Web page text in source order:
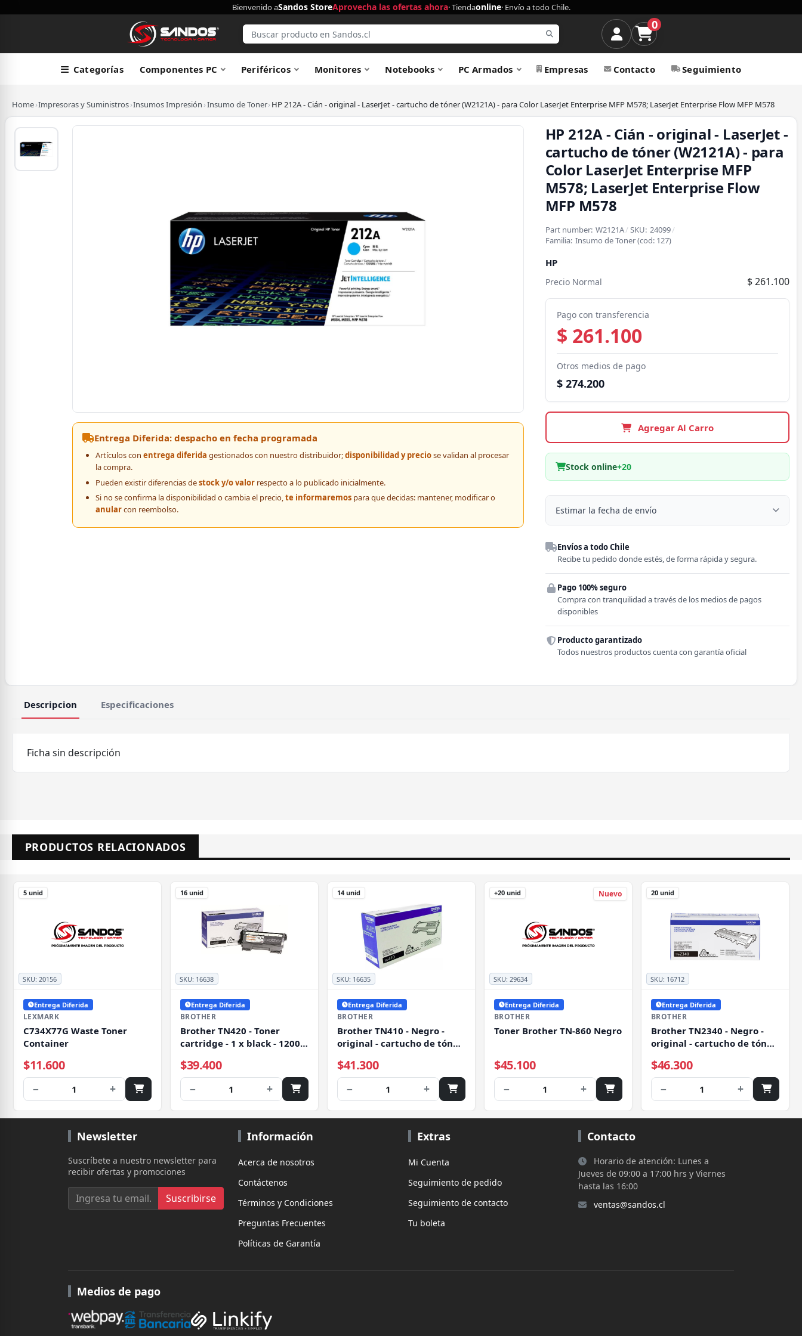
Bienvenido aSandos StoreAprovecha las ofertas ahora· Tiendaonline· Envío a todo Chile.
0
Categorías Componentes PC Periféricos Monitores Notebooks PC Armados Empresas Contacto Seguimiento
Home›Impresoras y Suministros›Insumos Impresión ›Insumo de Toner›HP 212A - Cián - original - LaserJet - cartucho de tóner (W2121A) - para Color LaserJet Enterprise MFP M578; LaserJet Enterprise Flow MFP M578
Entrega Diferida: despacho en fecha programada
Artículos con entrega diferida gestionados con nuestro distribuidor;disponibilidad y preciose validan al procesar
la compra.
Pueden existir diferencias destock y/o valorrespecto a lo publicado inicialmente.
Si no se confirma la disponibilidad o cambia el precio,te informaremospara que decidas: mantener, modificar o
anularcon reembolso.
HP 212A - Cián - original - LaserJet -
cartucho de tóner (W2121A) - para
Color LaserJet Enterprise MFP
M578; LaserJet Enterprise Flow
MFP M578
Part number: W2121A/SKU: 24099/
Familia: Insumo de Toner(cod: 127)
HP
Precio Normal $ 261.100
Pago con transferencia
$ 261.100
Otros medios de pago
$ 274.200
Agregar Al Carro
Stock online+20
Estimar la fecha de envío
Región
Comuna
Envíos a todo Chile
Recibe tu pedido donde estés, de forma rápida y segura.
Pago 100% seguro
Compra con tranquilidad a través de los medios de pagos
disponibles
Producto garantizado
Todos nuestros productos cuenta con garantía oficial
Descripcion Especificaciones
Ficha sin descripción
PRODUCTOS RELACIONADOS
SKU: 20156
5 unid
Entrega Diferida
LEXMARK
C734X77G Waste Toner
Container
$11.600
− 1 +
SKU: 16638
16 unid
Entrega Diferida
BROTHER
Brother TN420 - Toner
cartridge - 1 x black - 1200
$39.400
− 1 +
SKU: 16635
14 unid
Entrega Diferida
BROTHER
Brother TN410 - Negro -
original - cartucho de tóner
2130
$41.300
− 1 +
Nuevo
SKU: 29634
+20 unid
Entrega Diferida
BROTHER
Toner Brother TN-860 Negro
$45.100
− 1 +
SKU: 16712
20 unid
Entrega Diferida
BROTHER
Brother TN2340 - Negro -
original - cartucho de tóner
L2520DW, DCP-L2540DW, HL-
L2360DW, MFC-L2700DW,
MFC-L2720DW, MFC-
$46.300
− 1 +
Newsletter
Suscríbete a nuestro newsletter para
recibir ofertas y promociones
Suscribirse
Información
Acerca de nosotros
Contáctenos
Términos y Condiciones
Preguntas Frecuentes
Políticas de Garantía
Extras
Mi Cuenta
Seguimiento de pedido
Seguimiento de contacto
Tu boleta
Contacto
Horario de atención: Lunes a
Jueves de 09:00 a 17:00 hrs y Viernes
hasta las 16:00
ventas@sandos.cl
Medios de pago